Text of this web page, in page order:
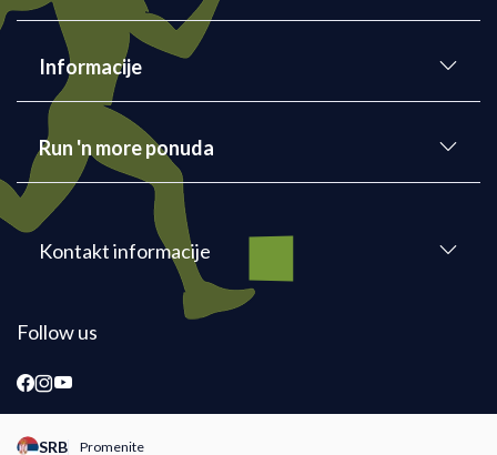
Informacije
Run 'n more ponuda
Kontakt informacije
Follow us
SRB Promenite